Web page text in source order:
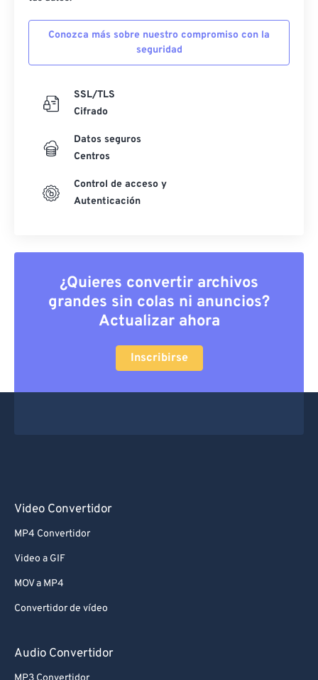
Conozca más sobre nuestro compromiso con la
seguridad
SSL/TLS
Cifrado
Datos seguros
Centros
Control de acceso y
Autenticación
¿Quieres convertir archivos
grandes sin colas ni anuncios?
Actualizar ahora
Inscribirse
Video Convertidor
MP4 Convertidor
Video a GIF
MOV a MP4
Convertidor de vídeo
Audio Convertidor